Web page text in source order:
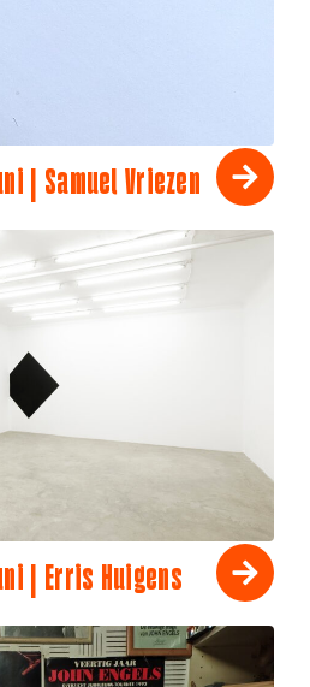
| Samuel Vriezen
| Erris Huigens